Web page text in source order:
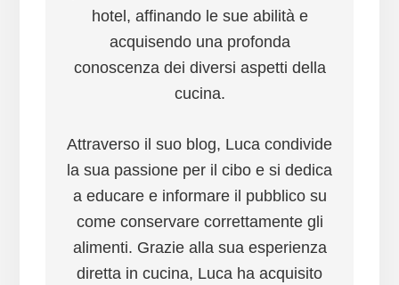
hotel, affinando le sue abilità e
acquisendo una profonda
conoscenza dei diversi aspetti della
cucina.
Attraverso il suo blog, Luca condivide
la sua passione per il cibo e si dedica
a educare e informare il pubblico su
come conservare correttamente gli
alimenti. Grazie alla sua esperienza
diretta in cucina, Luca ha acquisito